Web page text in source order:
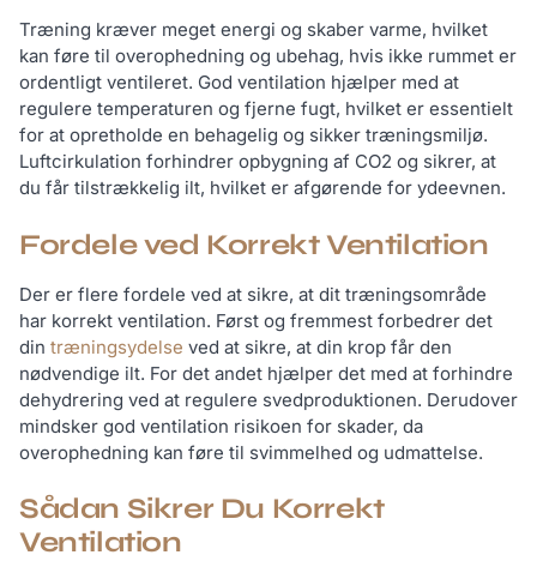
Træning kræver meget energi og skaber varme, hvilket
kan føre til overophedning og ubehag, hvis ikke rummet er
ordentligt ventileret. God ventilation hjælper med at
regulere temperaturen og fjerne fugt, hvilket er essentielt
for at opretholde en behagelig og sikker træningsmiljø.
Luftcirkulation forhindrer opbygning af CO2 og sikrer, at
du får tilstrækkelig ilt, hvilket er afgørende for ydeevnen.
Fordele ved Korrekt Ventilation
Der er flere fordele ved at sikre, at dit træningsområde
har korrekt ventilation. Først og fremmest forbedrer det
din træningsydelse ved at sikre, at din krop får den
nødvendige ilt. For det andet hjælper det med at forhindre
dehydrering ved at regulere svedproduktionen. Derudover
mindsker god ventilation risikoen for skader, da
overophedning kan føre til svimmelhed og udmattelse.
Sådan Sikrer Du Korrekt
Ventilation